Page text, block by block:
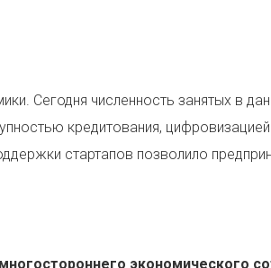
Сегодня численность занятых в
кредитования,
стартапов позволило
экономического